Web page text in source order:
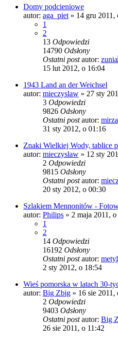
Domy podcieniowe
autor: aga_piet » 14 gru 2011,
1
2
13 Odpowiedzi
14790 Odsłony
Ostatni postautor: zunia
15 lut 2012, o 16:04
1943 Land an der Weichsel
autor: mieczyslaw » 27 sty
3 Odpowiedzi
9826 Odsłony
Ostatni postautor:
31 sty 2012, o 01:16
Znaki Wielkiej Wody, tablice
autor: mieczyslaw » 12 sty
2 Odpowiedzi
9815 Odsłony
Ostatni postautor:
20 sty 2012, o 00:30
Szlakiem Mennonitów -
autor: Philips » 2 maja 2011,
1
2
14 Odpowiedzi
16192 Odsłony
Ostatni postautor: metyl
2 sty 2012, o 18:54
Wieś pomorska w latach 30-
autor: Big Zbig » 16 sie 2011,
2 Odpowiedzi
9403 Odsłony
Ostatni postautor: Big
26 sie 2011, o 11:42